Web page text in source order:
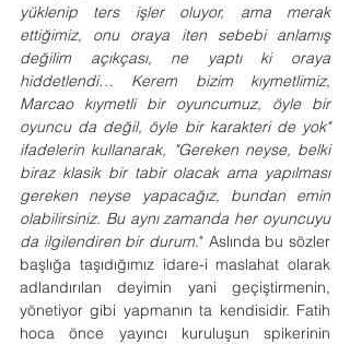
yüklenip ters işler oluyor, ama merak
ettiğimiz, onu oraya iten sebebi anlamış
değilim açıkçası, ne yaptı ki oraya
hiddetlendi… Kerem bizim kıymetlimiz,
Marcao kıymetli bir oyuncumuz, öyle bir
oyuncu da değil, öyle bir karakteri de yok"
ifadelerin kullanarak, "Gereken neyse, belki
biraz klasik bir tabir olacak ama yapılması
gereken neyse yapacağız, bundan emin
olabilirsiniz. Bu aynı zamanda her oyuncuyu
da ilgilendiren bir durum." Aslında bu sözler
başlığa taşıdığımız idare-i maslahat olarak
adlandırılan deyimin yani geçiştirmenin,
yönetiyor gibi yapmanın ta kendisidir. Fatih